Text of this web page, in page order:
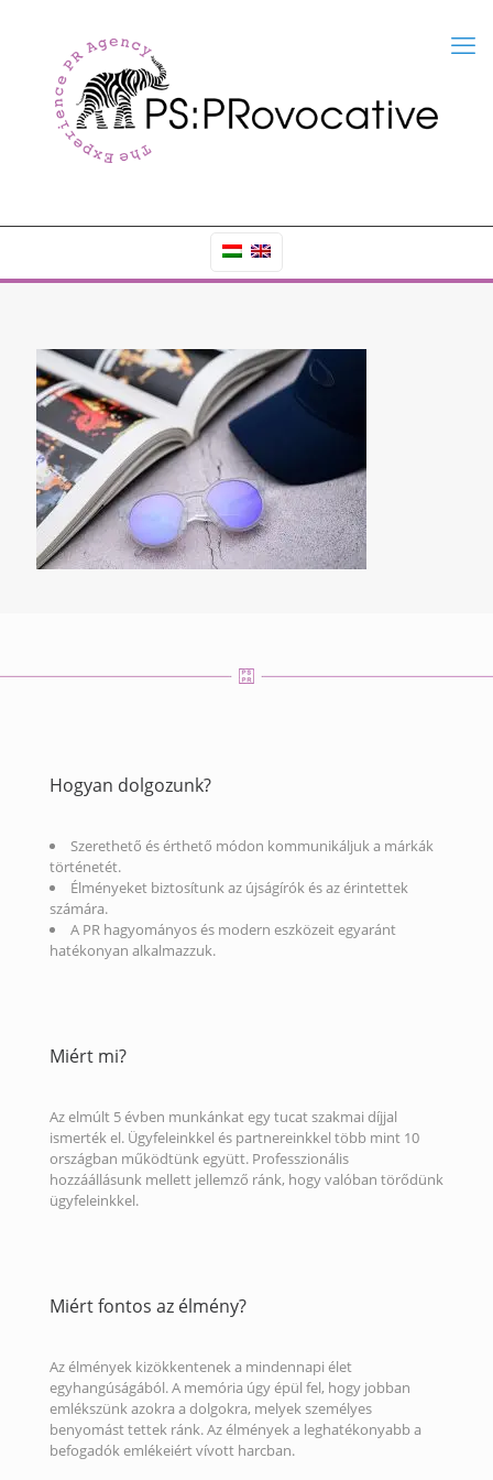
Hogyan dolgozunk?
Szerethető és érthető módon kommunikáljuk a márkák
történetét.
Élményeket biztosítunk az újságírók és az érintettek
számára.
A PR hagyományos és modern eszközeit egyaránt
hatékonyan alkalmazzuk.
Miért mi?
Az elmúlt 5 évben munkánkat egy tucat szakmai díjjal
ismerték el. Ügyfeleinkkel és partnereinkkel több mint 10
országban működtünk együtt. Professzionális
hozzáállásunk mellett jellemző ránk, hogy valóban törődünk
ügyfeleinkkel.
Miért fontos az élmény?
Az élmények kizökkentenek a mindennapi élet
egyhangúságából. A memória úgy épül fel, hogy jobban
emlékszünk azokra a dolgokra, melyek személyes
benyomást tettek ránk. Az élmények a leghatékonyabb a
befogadók emlékeiért vívott harcban.